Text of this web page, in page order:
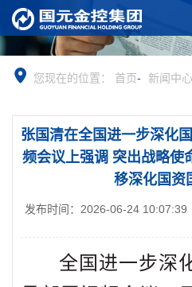
您现在的位置： 首页- 新闻中心
张国清在全国进一步深化
频会议上强调 突出战略使
移深化国资
发布时间：2026-06-24 10:07:39
全国进一步深